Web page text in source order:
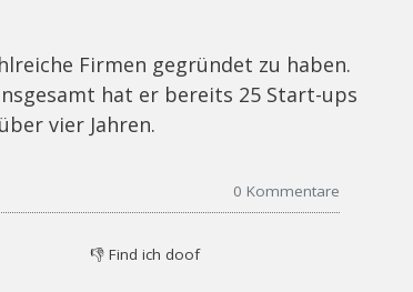
Firmen gegründet zu haben.
hat er bereits 25 Start-ups
vier Jahren.
0 Kommentare
👎 Find ich doof